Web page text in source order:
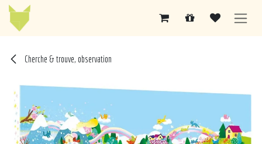
Se rendre au contenu
Cherche & trouve, observation